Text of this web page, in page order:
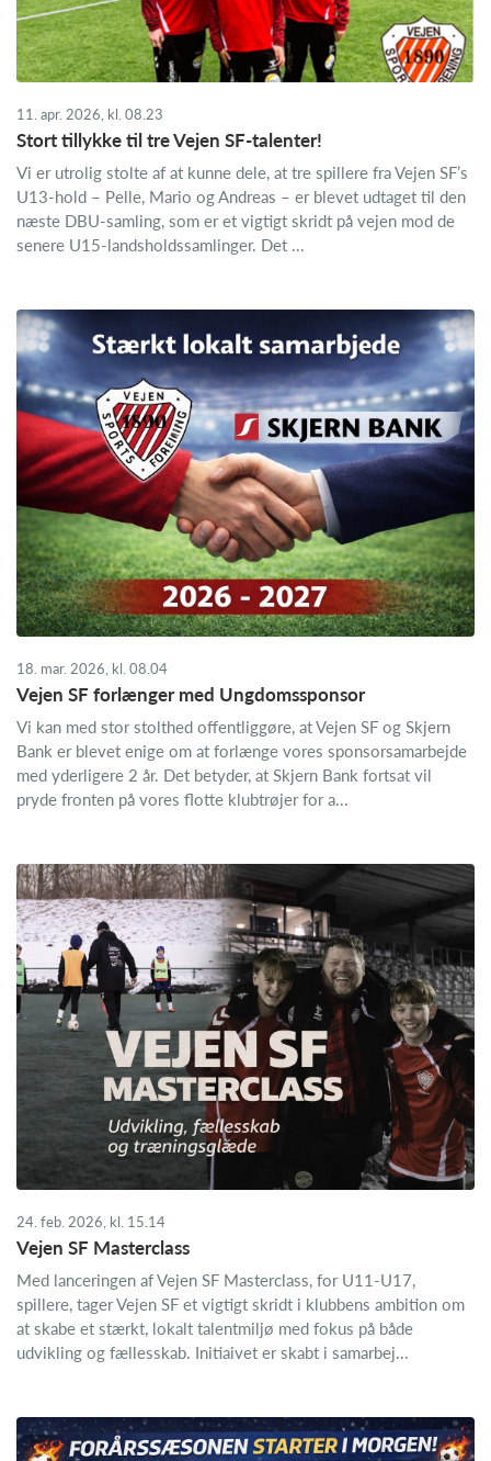
11. apr. 2026, kl. 08.23
Stort tillykke til tre Vejen SF-talenter!
Vi er utrolig stolte af at kunne dele, at tre spillere fra Vejen SF’s
U13-hold – Pelle, Mario og Andreas – er blevet udtaget til den
næste DBU-samling, som er et vigtigt skridt på vejen mod de
senere U15-landsholdssamlinger. Det ...
18. mar. 2026, kl. 08.04
Vejen SF forlænger med Ungdomssponsor
Vi kan med stor stolthed offentliggøre, at Vejen SF og Skjern
Bank er blevet enige om at forlænge vores sponsorsamarbejde
med yderligere 2 år. Det betyder, at Skjern Bank fortsat vil
pryde fronten på vores flotte klubtrøjer for a...
24. feb. 2026, kl. 15.14
Vejen SF Masterclass
Med lanceringen af Vejen SF Masterclass, for U11-U17,
spillere, tager Vejen SF et vigtigt skridt i klubbens ambition om
at skabe et stærkt, lokalt talentmiljø med fokus på både
udvikling og fællesskab. Initiaivet er skabt i samarbej...